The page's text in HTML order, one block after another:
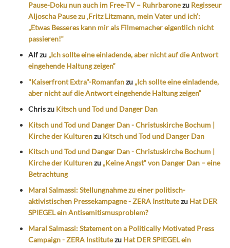
Pause-Doku nun auch im Free-TV – Ruhrbaronezu Regisseur
Aljoscha Pause zu ‚Fritz Litzmann, mein Vater und ich‘:
„Etwas Besseres kann mir als Filmemacher eigentlich nicht
passieren!“
Alfzu „Ich sollte eine einladende, aber nicht auf die Antwort
eingehende Haltung zeigen“
"Kaiserfront Extra"-Romanfanzu „Ich sollte eine einladende,
aber nicht auf die Antwort eingehende Haltung zeigen“
Chriszu Kitsch und Tod und Danger Dan
Kitsch und Tod und Danger Dan - Christuskirche Bochum |
Kirche der Kulturenzu Kitsch und Tod und Danger Dan
Kitsch und Tod und Danger Dan - Christuskirche Bochum |
Kirche der Kulturenzu „Keine Angst“ von Danger Dan – eine
Betrachtung
Maral Salmassi: Stellungnahme zu einer politisch-
aktivistischen Pressekampagne - ZERA Institutezu Hat DER
SPIEGEL ein Antisemitismusproblem?
Maral Salmassi: Statement on a Politically Motivated Press
Campaign - ZERA Institutezu Hat DER SPIEGEL ein